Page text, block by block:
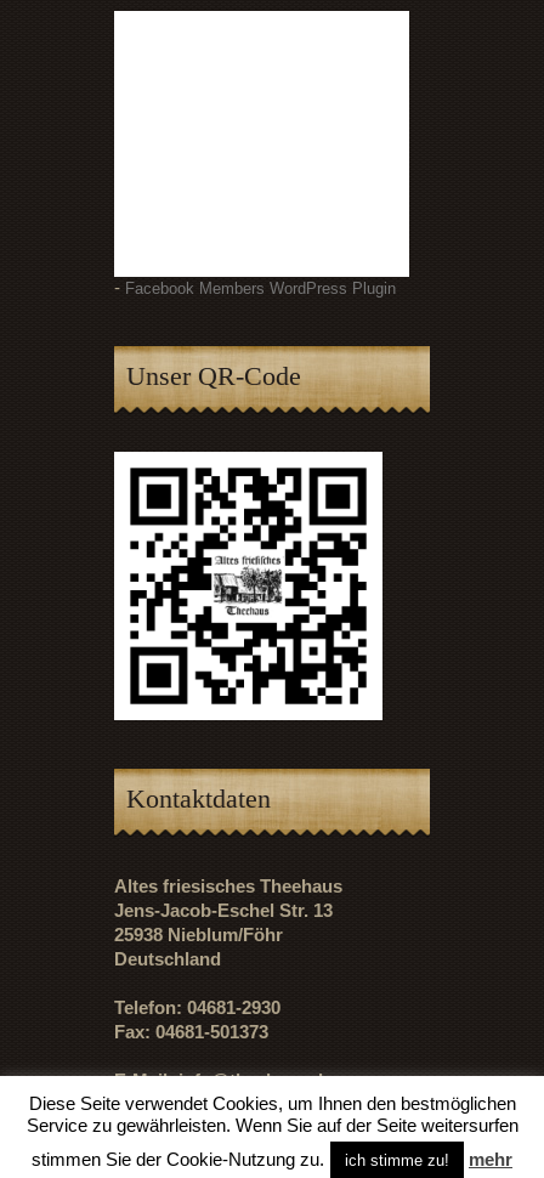
- Facebook Members WordPress Plugin
Unser QR-Code
Kontaktdaten
Altes friesisches Theehaus
Jens-Jacob-Eschel Str. 13
25938 Nieblum/Föhr
Deutschland
Telefon: 04681-2930
Fax: 04681-501373
E-Mail:info@theehaus.de
Diese Seite verwendet Cookies, um Ihnen den bestmöglichen
Service zu gewährleisten. Wenn Sie auf der Seite weitersurfen
stimmen Sie der Cookie-Nutzung zu.
ich stimme zu! mehr